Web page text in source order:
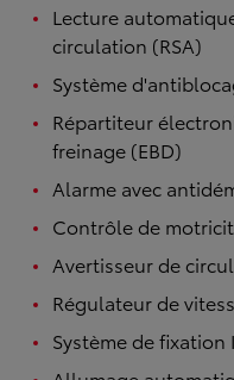
Lecture
circulation (RSA)
Système
Répartiteur
freinage (EBD)
Alarme avec
Contrôle de
Avertisseur de
Régulateur de
Système de fixation